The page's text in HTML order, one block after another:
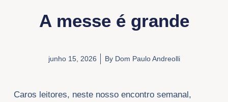
A messe é grande
junho 15, 2026 ByDom Paulo Andreolli
Caros leitores, neste nosso encontro semanal,